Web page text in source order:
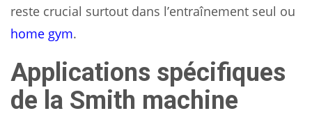
reste crucial surtout dans l’entraînement seul ou
home gym.
Applications spécifiques
de la Smith machine